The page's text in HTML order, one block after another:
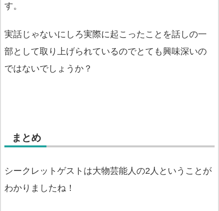
す。
実話じゃないにしろ実際に起こったことを話しの一
部として取り上げられているのでとても興味深いの
ではないでしょうか？
まとめ
シークレットゲストは大物芸能人の2人ということが
わかりましたね！